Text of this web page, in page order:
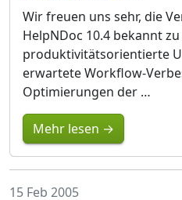
Wir freuen uns sehr, die
HelpNDoc 10.4 bekannt
produktivitätsorientierte
erwartete Workflow-
Optimierungen der …
Mehr lesen →
15 Feb 2005